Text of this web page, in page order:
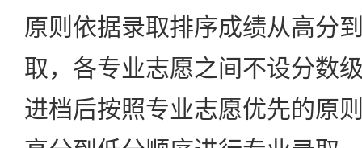
原则依据录取排序成绩从高分
取，各专业志愿之间不设分数
进档后按照专业志愿优先的原